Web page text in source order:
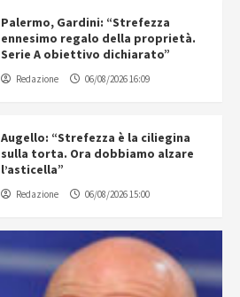
Palermo, Gardini: “Strefezza
ennesimo regalo della proprietà.
Serie A obiettivo dichiarato”
Redazione 06/08/2026 16:09
Augello: “Strefezza è la ciliegina
sulla torta. Ora dobbiamo alzare
l’asticella”
Redazione 06/08/2026 15:00